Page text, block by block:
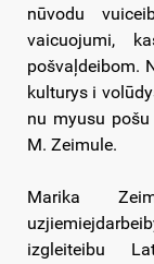
nūvodu
vaicuojumi,
pošvaļdeibom.
kulturys i
nu myusu
M. Zeimule.
Marika
izgleiteibu